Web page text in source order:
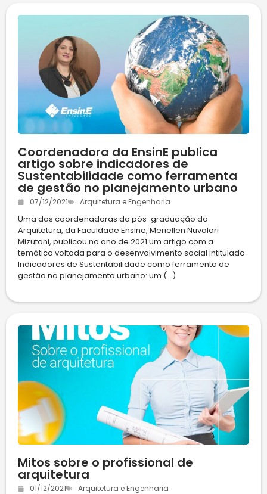
Coordenadora da EnsinE publica
artigo sobre indicadores de
Sustentabilidade como ferramenta
de gestão no planejamento urbano
07/12/2021 Arquitetura e Engenharia
Uma das coordenadoras da pós-graduação da
Arquitetura, da Faculdade Ensine, Meriellen Nuvolari
Mizutani, publicou no ano de 2021 um artigo com a
temática voltada para o desenvolvimento social intitulado
Indicadores de Sustentabilidade como ferramenta de
gestão no planejamento urbano: um (...)
Mitos sobre o profissional de
arquitetura
01/12/2021 Arquitetura e Engenharia